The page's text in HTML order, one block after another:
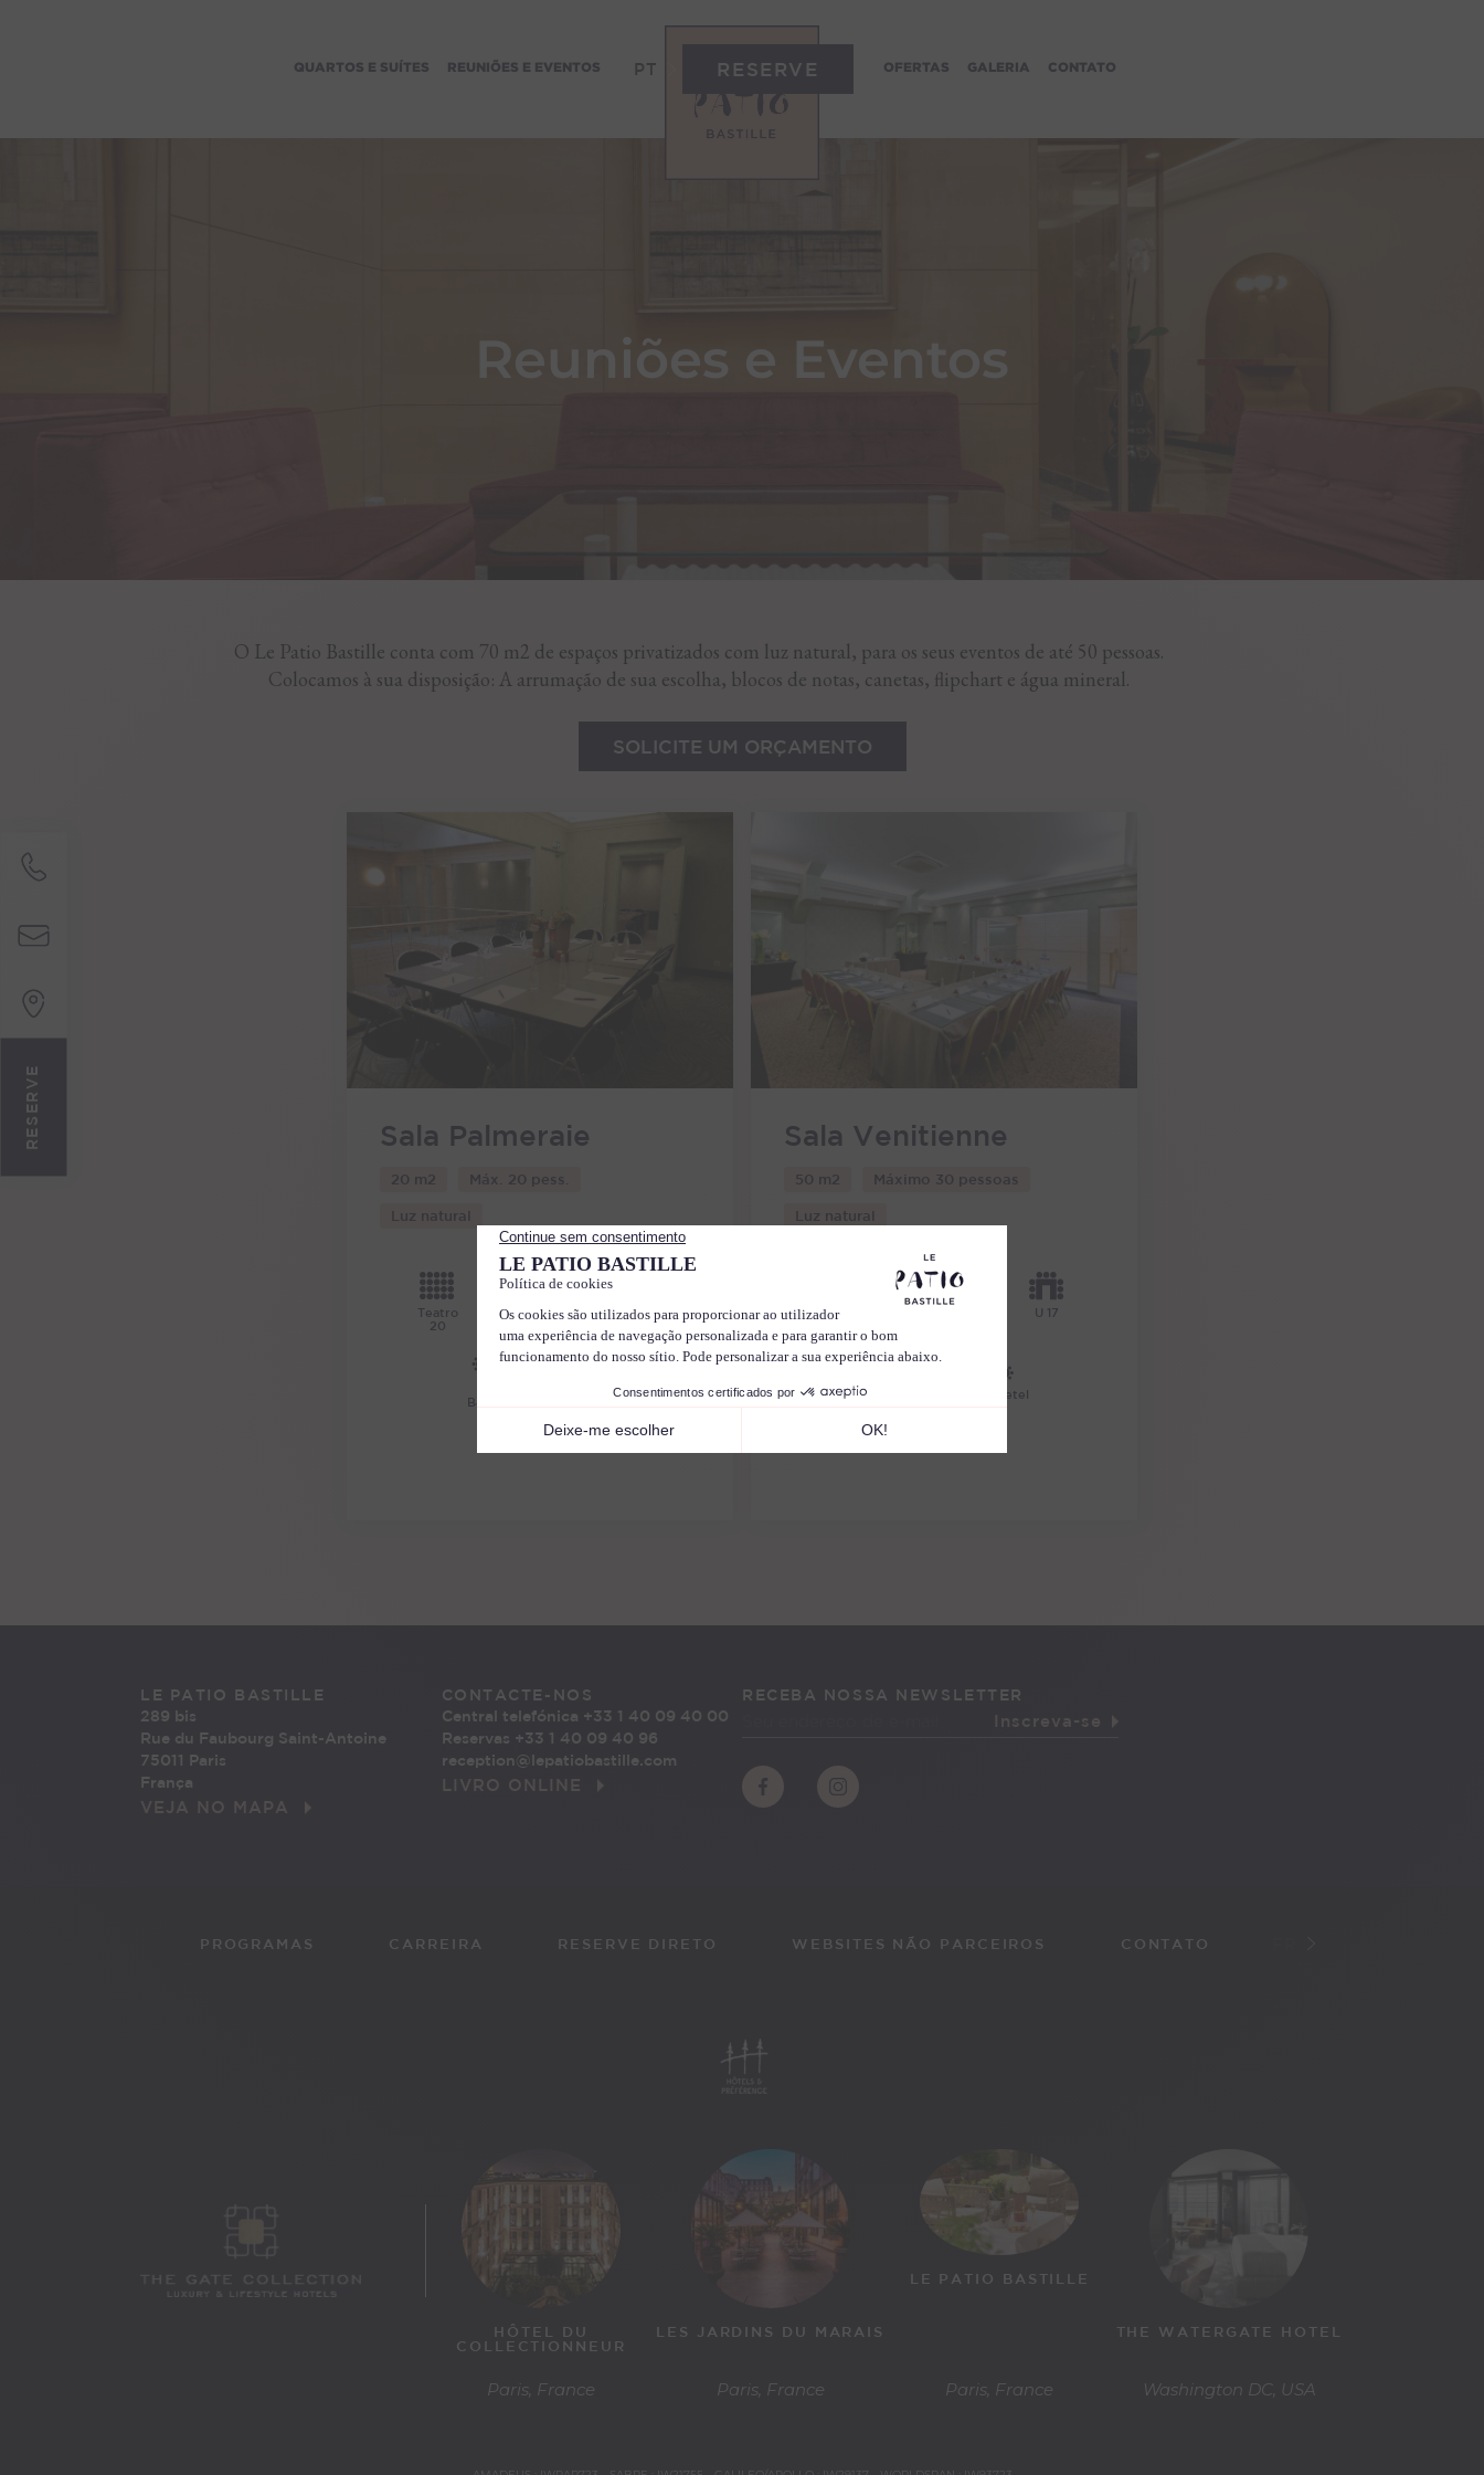
QUARTOS E SUÍTES REUNIÕES E EVENTOS OFERTAS GALERIA CONTATO
PT RESERVE
RESERVE
Reuniões e Eventos
O Le Patio Bastille conta com 70 m2 de espaços privatizados com luz natural, para os seus eventos de até 50 pessoas.
Colocamos à sua disposição: A arrumação de sua escolha, blocos de notas, canetas, flipchart e água mineral.
SOLICITE UM ORÇAMENTO
Sala Palmeraie
20 m2 Máx. 20 pess.
Luz natural
Teatro
20
Classe
U 10
Banquete
Coquetel
Sala Venitienne
50 m2 Máximo 30 pessoas
Luz natural
Teatro
U 17
Coquetel
LE PATIO BASTILLE
289 bis
Rue du Faubourg Saint-Antoine
75011 Paris
França
VEJA NO MAPA
CONTACTE-NOS
Central telefónica +33 1 40 09 40 00
Reservas +33 1 40 09 40 96
reception@lepatiobastille.com
LIVRO ONLINE
RECEBA NOSSA NEWSLETTER
PROGRAMAS CARREIRA RESERVE DIRETO WEBSITES NÃO PARCEIROS CONTATO
HÔTEL DU
COLLECTIONNEUR
Paris, France
LES JARDINS DU MARAIS
Paris, France
LE PATIO BASTILLE
Paris, France
THE WATERGATE HOTEL
Washington DC, USA